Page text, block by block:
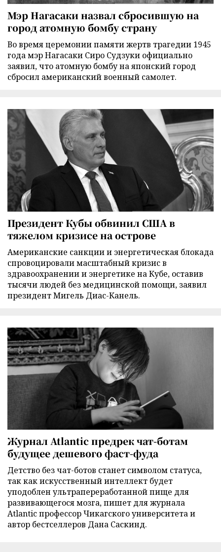
Мэр Нагасаки назвал сбросившую на
город атомную бомбу страну
Во время церемонии памяти жертв трагедии 1945
года мэр Нагасаки Сиро Судзуки официально
заявил, что атомную бомбу на японский город
сбросил американский военный самолет.
Президент Кубы обвинил США в
тяжелом кризисе на острове
Американские санкции и энергетическая блокада
спровоцировали масштабный кризис в
здравоохранении и энергетике на Кубе, оставив
тысячи людей без медицинской помощи, заявил
президент Мигель Диас-Канель.
Журнал Atlantic предрек чат-ботам
будущее дешевого фаст-фуда
Детство без чат-ботов станет символом статуса,
так как искусственный интеллект будет
уподоблен ультрапереработанной пище для
развивающегося мозга, пишет для журнала
Atlantic профессор Чикагского университета и
автор бестселлеров Дана Саскинд.